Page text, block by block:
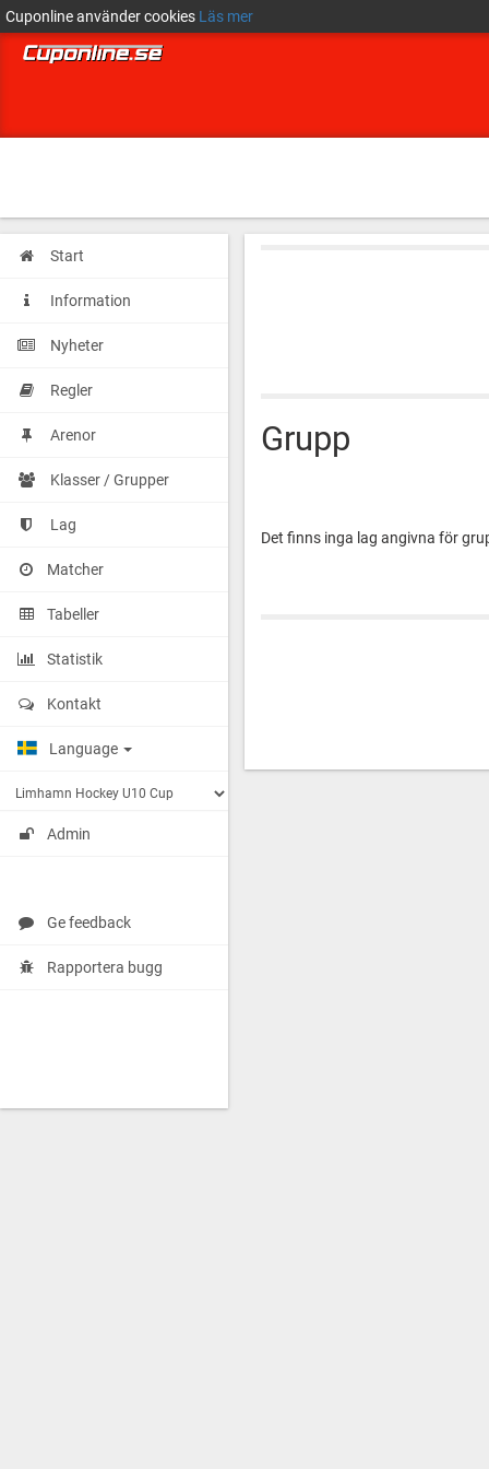
Cuponline använder cookies Läs mer
Start
Information
Nyheter
Regler
Arenor
Klasser / Grupper
Lag
Matcher
Tabeller
Statistik
Kontakt
Language
Admin
Ge feedback
Rapportera bugg
Grupp
Det finns inga lag angivna för